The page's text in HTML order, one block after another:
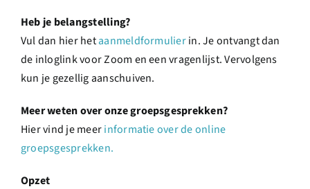
Heb je belangstelling?
Vul dan hier hetaanmeldformulierin. Je ontvangt dan
de inloglink voor Zoom en een vragenlijst. Vervolgens
kun je gezellig aanschuiven.
Meer weten over onze groepsgesprekken?
Hier vind je meerinformatie over de online
groepsgesprekken.
Opzet